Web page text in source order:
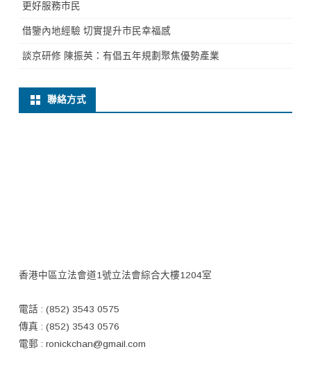
更好服務市民
借鑒內地經驗 切實提升市民幸福感
談京研修 陳振英：有倡五年規劃聚焦優勢產業
聯絡方式
香港中區立法會道1號立法會綜合大樓1204室
電話 : (852) 3543 0575
傳真 : (852) 3543 0576
電郵 :ronickchan@gmail.com